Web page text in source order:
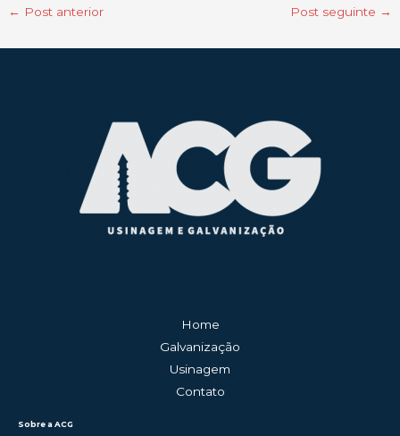
← Post anterior Post seguinte →
Home
Galvanização
Usinagem
Contato
Sobre a ACG